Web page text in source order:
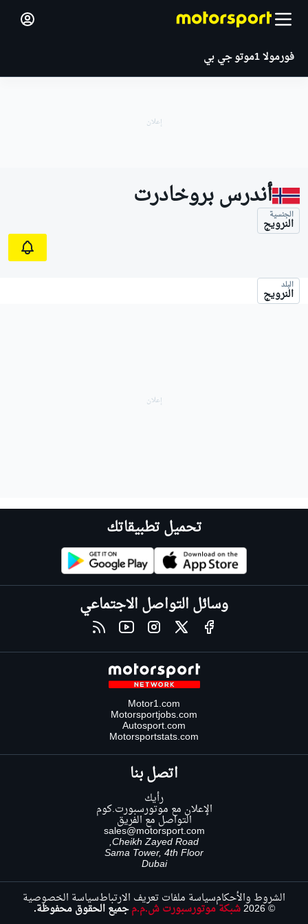
فورمولا 1 موتو جي بي
أندرس بروخادرت
الجنسية
النرويج
البلد
النرويج
تحميل تطبيقاتك
وسائل التواصل الاجتماعي
Motor1.com
Motorsportjobs.com
Autosport.com
Motorsportstats.com
اتصل بنا
رأيك
الإعلان مع موتورسبورت.كوم
التواصل مع الفريق
sales@motorsport.com
Cheikh Zayed Road,
Sama Tower, 4th Floor
Dubai
© 2026 شبكة موتورسبورت ش.م.م جميع الحقوق محفوظة.
الشروط والأحكامسياسة ملفات تعريف الارتباطسياسة الخصوصية